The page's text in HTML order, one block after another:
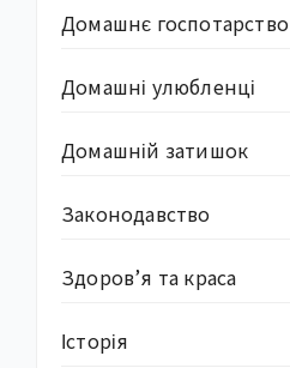
Домашнє госпотарство
Домашні улюбленці
Домашній затишок
Законодавство
Здоров’я та краса
Історія